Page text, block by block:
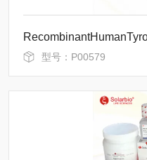
型号：P00579